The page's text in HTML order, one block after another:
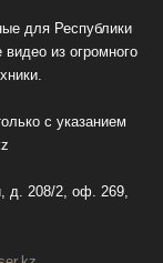
для Республики
видео из огромного
с указанием
д. 208/2, оф. 269,